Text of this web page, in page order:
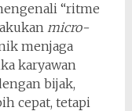
“ritme
micro-
menjaga
karyawan
bijak,
cepat, tetapi